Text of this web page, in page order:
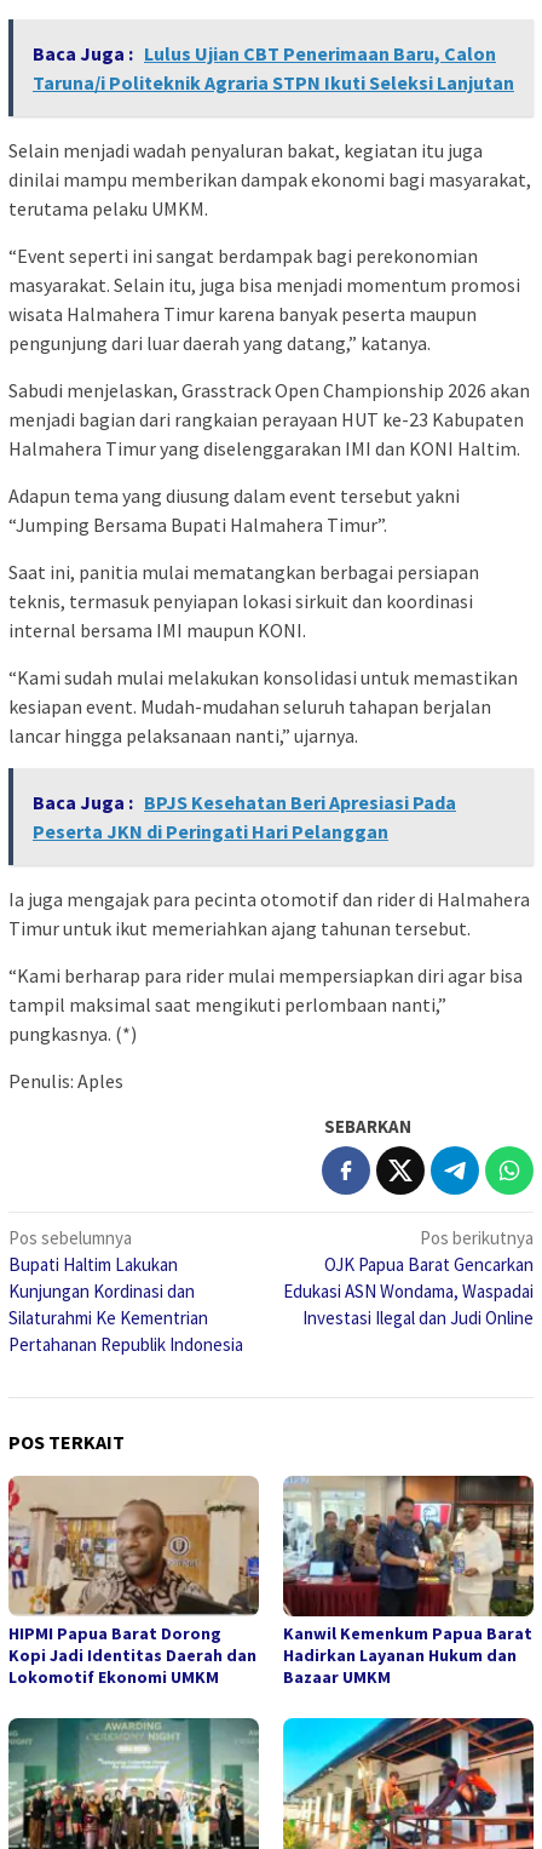
Baca Juga : Lulus Ujian CBT Penerimaan Baru, Calon
Taruna/i Politeknik Agraria STPN Ikuti Seleksi Lanjutan
Selain menjadi wadah penyaluran bakat, kegiatan itu juga
dinilai mampu memberikan dampak ekonomi bagi masyarakat,
terutama pelaku UMKM.
“Event seperti ini sangat berdampak bagi perekonomian
masyarakat. Selain itu, juga bisa menjadi momentum promosi
wisata Halmahera Timur karena banyak peserta maupun
pengunjung dari luar daerah yang datang,” katanya.
Sabudi menjelaskan, Grasstrack Open Championship 2026 akan
menjadi bagian dari rangkaian perayaan HUT ke-23 Kabupaten
Halmahera Timur yang diselenggarakan IMI dan KONI Haltim.
Adapun tema yang diusung dalam event tersebut yakni
“Jumping Bersama Bupati Halmahera Timur”.
Saat ini, panitia mulai mematangkan berbagai persiapan
teknis, termasuk penyiapan lokasi sirkuit dan koordinasi
internal bersama IMI maupun KONI.
“Kami sudah mulai melakukan konsolidasi untuk memastikan
kesiapan event. Mudah-mudahan seluruh tahapan berjalan
lancar hingga pelaksanaan nanti,” ujarnya.
Baca Juga : BPJS Kesehatan Beri Apresiasi Pada
Peserta JKN di Peringati Hari Pelanggan
Ia juga mengajak para pecinta otomotif dan rider di Halmahera
Timur untuk ikut memeriahkan ajang tahunan tersebut.
“Kami berharap para rider mulai mempersiapkan diri agar bisa
tampil maksimal saat mengikuti perlombaan nanti,”
pungkasnya. (*)
Penulis: Aples
SEBARKAN
Navigasi
pos
Pos sebelumnya
Bupati Haltim Lakukan
Kunjungan Kordinasi dan
Silaturahmi Ke Kementrian
Pertahanan Republik Indonesia
Pos berikutnya
OJK Papua Barat Gencarkan
Edukasi ASN Wondama, Waspadai
Investasi Ilegal dan Judi Online
POS TERKAIT
HIPMI Papua Barat Dorong
Kopi Jadi Identitas Daerah dan
Lokomotif Ekonomi UMKM
Kanwil Kemenkum Papua Barat
Hadirkan Layanan Hukum dan
Bazaar UMKM